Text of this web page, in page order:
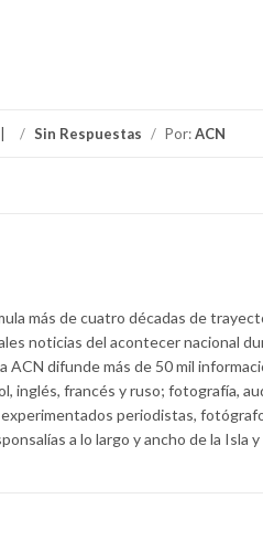
/ Sin Respuestas / Por:ACN
más de cuatro décadas de
noticias del acontecer nacional
ACN difunde más de 50 mil
francés y ruso; fotografía,
periodistas,
a lo largo y ancho de la Isla